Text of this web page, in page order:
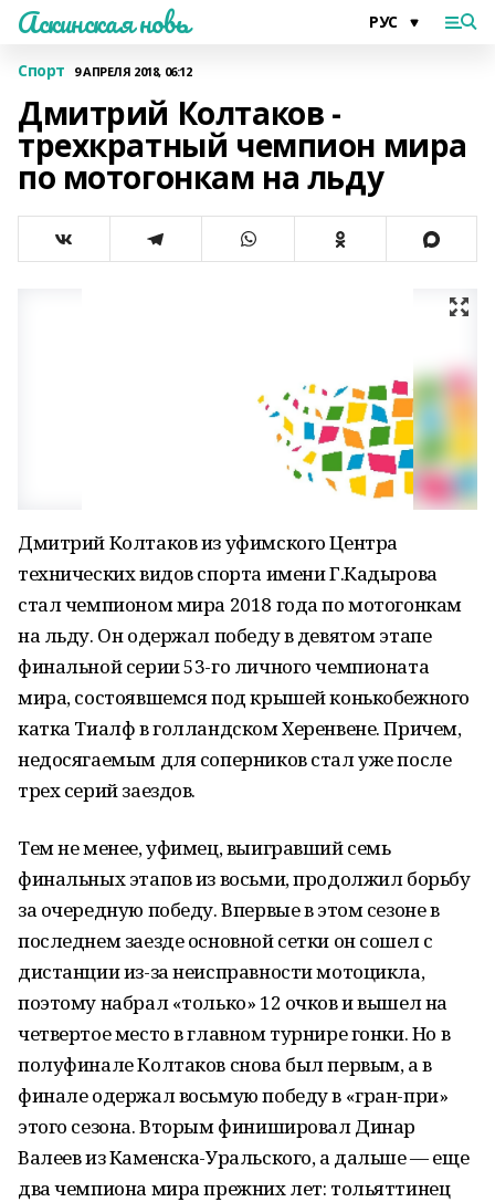
Аскинская новь
Спорт 9 АПРЕЛЯ 2018, 06:12
Дмитрий Колтаков -
трехкратный чемпион мира
по мотогонкам на льду
Дмитрий Колтаков из уфимского Центра
технических видов спорта имени Г.Кадырова
стал чемпионом мира 2018 года по мотогонкам
на льду. Он одержал победу в девятом этапе
финальной серии 53-го личного чемпионата
мира, состоявшемся под крышей конькобежного
катка Тиалф в голландском Херенвене. Причем,
недосягаемым для соперников стал уже после
трех серий заездов.
Тем не менее, уфимец, выигравший семь
финальных этапов из восьми, продолжил борьбу
за очередную победу. Впервые в этом сезоне в
последнем заезде основной сетки он сошел с
дистанции из-за неисправности мотоцикла,
поэтому набрал «только» 12 очков и вышел на
четвертое место в главном турнире гонки. Но в
полуфинале Колтаков снова был первым, а в
финале одержал восьмую победу в «гран-при»
этого сезона. Вторым финишировал Динар
Валеев из Каменска-Уральского, а дальше — еще
два чемпиона мира прежних лет: тольяттинец